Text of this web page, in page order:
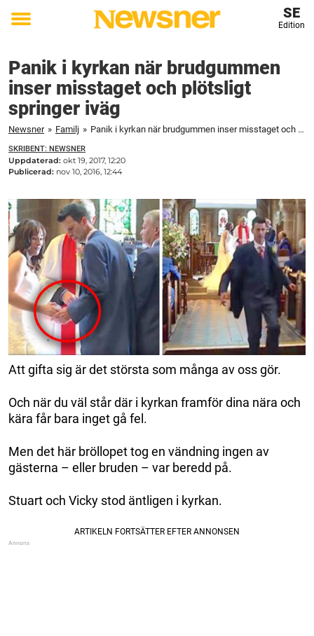
Toggle
SE
Edition
Panik i kyrkan när brudgummen
inser misstaget och plötsligt
springer iväg
Newsner » Familj » Panik i kyrkan när brudgummen inser misstaget och plötsligt springer iväg
SKRIBENT: NEWSNER
Uppdaterad: okt 19, 2017, 12:20
Publicerad: nov 10, 2016, 12:44
Att gifta sig är det största som många av oss gör.
Och när du väl står där i kyrkan framför dina nära och
kära får bara inget gå fel.
Men det här bröllopet tog en vändning ingen av
gästerna – eller bruden – var beredd på.
Stuart och Vicky stod äntligen i kyrkan.